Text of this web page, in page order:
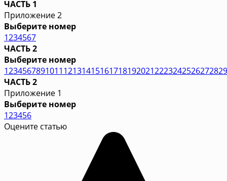
ЧАСТЬ 1
Приложение 2
Выберите номер
1234567
ЧАСТЬ 2
Выберите номер
1234567891011121314151617181920212223242526272829
ЧАСТЬ 2
Приложение 1
Выберите номер
123456
Оцените статью